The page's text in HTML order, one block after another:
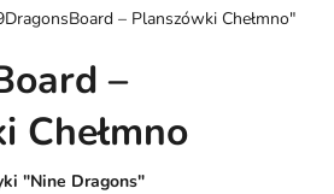
the App:
– Planszówki Chełmno"
–
Chełmno
"Nine Dragons"